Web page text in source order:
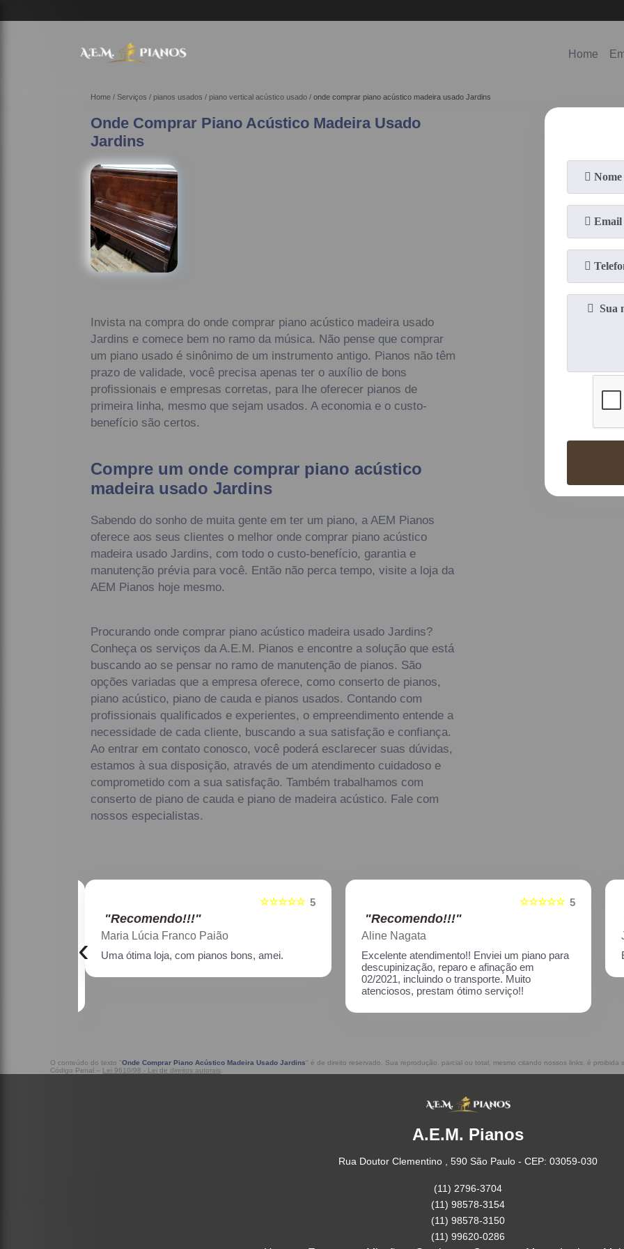
Home
Home Serviços pianos usados piano vertical acústico usado onde comprar piano acústico madeira usado Jardins
Onde Comprar Piano Acústico Madeira Usado
Jardins
Invista na compra do onde comprar piano acústico madeira usado
Jardins e comece bem no ramo da música. Não pense que comprar
um piano usado é sinônimo de um instrumento antigo. Pianos não têm
prazo de validade, você precisa apenas ter o auxílio de bons
profissionais e empresas corretas, para lhe oferecer pianos de
primeira linha, mesmo que sejam usados. A economia e o custo-
benefício são certos.
Compre um onde comprar piano acústico
madeira usado Jardins
Sabendo do sonho de muita gente em ter um piano, a AEM Pianos
oferece aos seus clientes o melhor onde comprar piano acústico
madeira usado Jardins, com todo o custo-benefício, garantia e
manutenção prévia para você. Então não perca tempo, visite a loja da
AEM Pianos hoje mesmo.
Procurando onde comprar piano acústico madeira usado Jardins?
Conheça os serviços da A.E.M. Pianos e encontre a solução que está
buscando ao se pensar no ramo de manutenção de pianos. São
opções variadas que a empresa oferece, como conserto de pianos,
piano acústico, piano de cauda e pianos usados. Contando com
profissionais qualificados e experientes, o empreendimento entende a
necessidade de cada cliente, buscando a sua satisfação e confiança.
Ao entrar em contato conosco, você poderá esclarecer suas dúvidas,
estamos à sua disposição, através de um atendimento cuidadoso e
comprometido com a sua satisfação. Também trabalhamos com
conserto de piano de cauda e piano de madeira acústico. Fale com
nossos especialistas.
5
☆☆☆☆☆
"Recomendo!!!"
Maria Lúcia Franco Paião
Uma ótima loja, com pianos bons, amei.
5
☆☆☆☆☆
"Recomendo!!!"
Aline Nagata
Excelente atendimento!! Enviei um piano para
descupinização, reparo e afinação em
02/2021, incluindo o transporte. Muito
atenciosos, prestam ótimo serviço!!
‹
O conteúdo do texto "Onde Comprar Piano Acústico Madeira Usado Jardins" é de direito reservado. Sua reprodução, parcial ou total, mesmo citando nossos links, é
Código Penal – Lei 9610/98 - Lei de direitos autorais
A.E.M. Pianos
Rua Doutor Clementino , 590 São Paulo - CEP: 03059-030
(11) 2796-3704
(11) 98578-3154
(11) 98578-3150
(11) 99620-0286